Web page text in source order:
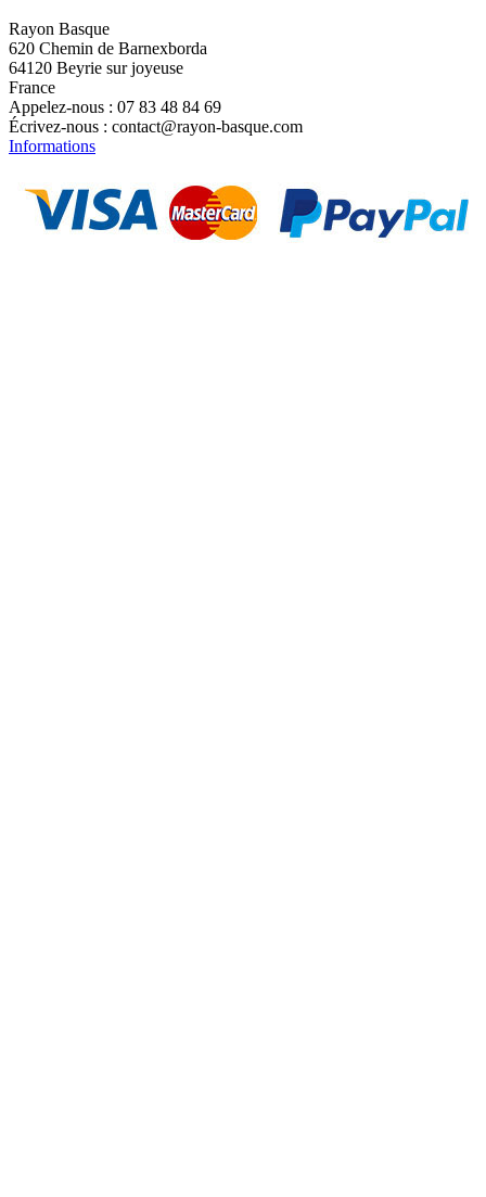
Rayon Basque
620 Chemin de Barnexborda
64120 Beyrie sur joyeuse
France
Appelez-nous : 07 83 48 84 69
Écrivez-nous : contact@rayon-basque.com
Informations